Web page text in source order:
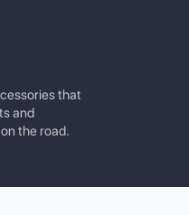
that
and
the road.